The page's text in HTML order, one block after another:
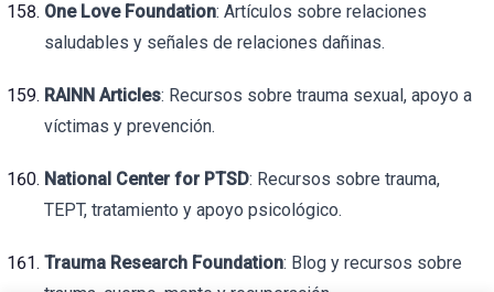
One Love Foundation: Artículos sobre relaciones
saludables y señales de relaciones dañinas.
RAINN Articles: Recursos sobre trauma sexual, apoyo a
víctimas y prevención.
National Center for PTSD: Recursos sobre trauma,
TEPT, tratamiento y apoyo psicológico.
Trauma Research Foundation: Blog y recursos sobre